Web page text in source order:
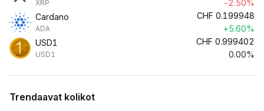
XRP
-2.50%
Cardano
ADA
CHF 0.199948
+5.60%
USD1
USD1
CHF 0.999402
0.00%
Trendaavat kolikot